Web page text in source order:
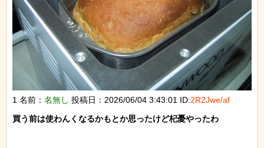
1 名前： 名無し 投稿日：2026/06/04 3:43:01 ID:2R2Jwe/af
買う前は使わんくなるかもとか思ったけど杞憂やったわ